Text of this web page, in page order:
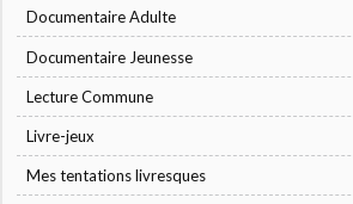
Documentaire Adulte
Documentaire Jeunesse
Lecture Commune
Livre-jeux
Mes tentations livresques